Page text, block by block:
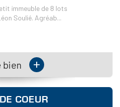
immeuble de 8 lots
Soulié. Agréab...
bien +
COEUR